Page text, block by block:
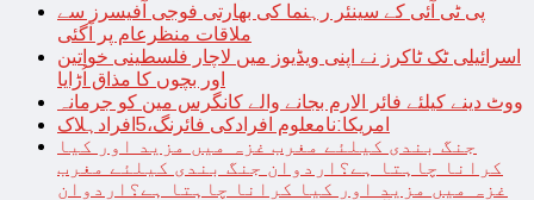
پی ٹی آئی کے سینئر رہنما کی بھارتی فوجی آفیسرز سے
ملاقات منظرعام پر آگئی
اسرائیلی ٹک ٹاکرز نے اپنی ویڈیوز میں لاچار فلسطینی خواتین
اور بچوں کا مذاق اُڑایا
ووٹ دینے کیلئے فائر الارم بجانے والے کانگرس مین کو جرمانہ
امریکا:نامعلوم افرادکی فائرنگ،5افرادہلاک
جنگ بندی کیلئے مغرب غزہ میں مزید اور کیا
کرانا چاہتا ہے؟اردوان جنگ بندی کیلئے مغرب
غزہ میں مزید اور کیا کرانا چاہتا ہے؟اردوان